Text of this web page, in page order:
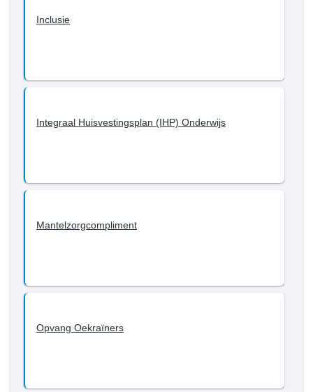
Inclusie
Integraal Huisvestingsplan (IHP) Onderwijs
Mantelzorgcompliment
Opvang Oekraïners